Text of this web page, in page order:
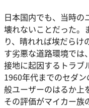
日本国内でも、当時の
壊れないことだった。
り、晴れれば埃だら
す劣悪な道路環境では
接地に起因するトラブ
1960年代までのセダ
般ユーザーのはるか上
その評価がマイカー族